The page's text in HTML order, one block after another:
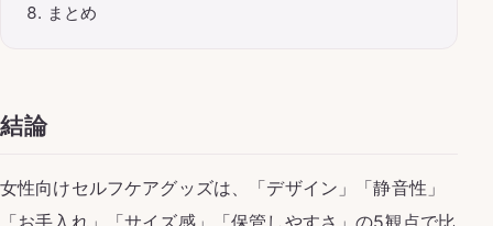
まとめ
結論
女性向けセルフケアグッズは、「デザイン」「静音性」
「お手入れ」「サイズ感」「保管しやすさ」の5観点で比